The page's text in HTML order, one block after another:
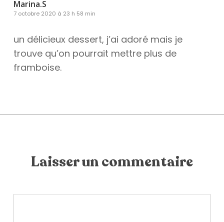
Marina.S
7 octobre 2020 à 23 h 58 min
un délicieux dessert, j’ai adoré mais je
trouve qu’on pourrait mettre plus de
framboise.
Laisser un commentaire